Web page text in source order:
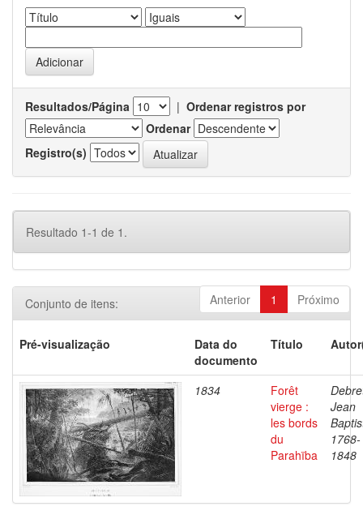
Resultados/Página | Ordenar registros por
Ordenar
Registro(s)
Resultado 1-1 de 1.
Anterior 1 Próximo
Conjunto de itens:
Pré-visualização
Data do
documento
Título
1834
Forêt
vierge :
les bords
du
Parahïba
Jean
1768-
1848